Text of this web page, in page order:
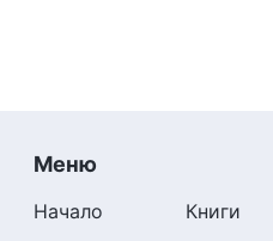
Меню
Начало Книги